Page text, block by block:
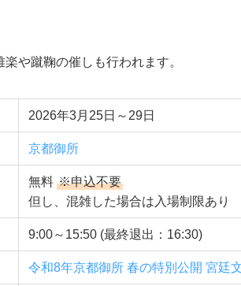
楽や蹴鞠の催しも行われます。
2026年3月25日～29日
京都御所
無料 ※申込不要
但し、混雑した場合は入場制限あり
9:00～15:50 (最終退出：16:30)
令和8年京都御所 春の特別公開 宮廷